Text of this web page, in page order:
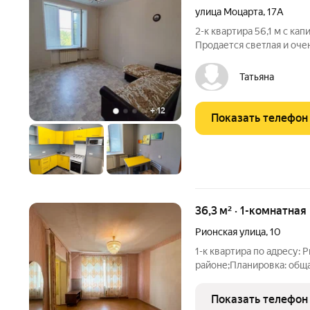
+12
улица Моцарта,17А
2-к квартира 56,1 м с
Продается светлая и
квартиры здесь уже все сделано. Полностью заменены
электропроводка,
Татьяна
Показать телефон
36,3 м² · 1-
Рионская улица,10
1-к квартира по адресу:
районе;Планировка:
окна выходят во двор
собственник,
Показать телефон